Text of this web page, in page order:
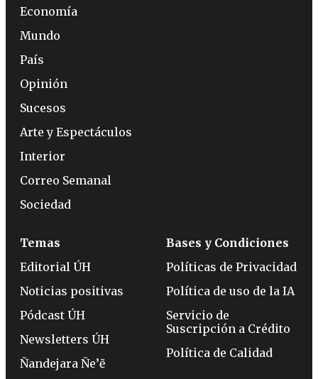
Economía
Mundo
País
Opinión
Sucesos
Arte y Espectáculos
Interior
Correo Semanal
Sociedad
Temas
Editorial ÚH
Noticias positivas
Pódcast ÚH
Newsletters ÚH
Ñandejara Ñe’ẽ
Bases y Condiciones
Políticas de Privacidad
Política de uso de la IA
Servicio de
Suscripción a Crédito
Política de Calidad